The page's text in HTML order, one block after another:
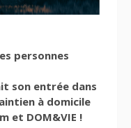
personnes
son entrée dans
à domicile
et DOM&VIE !